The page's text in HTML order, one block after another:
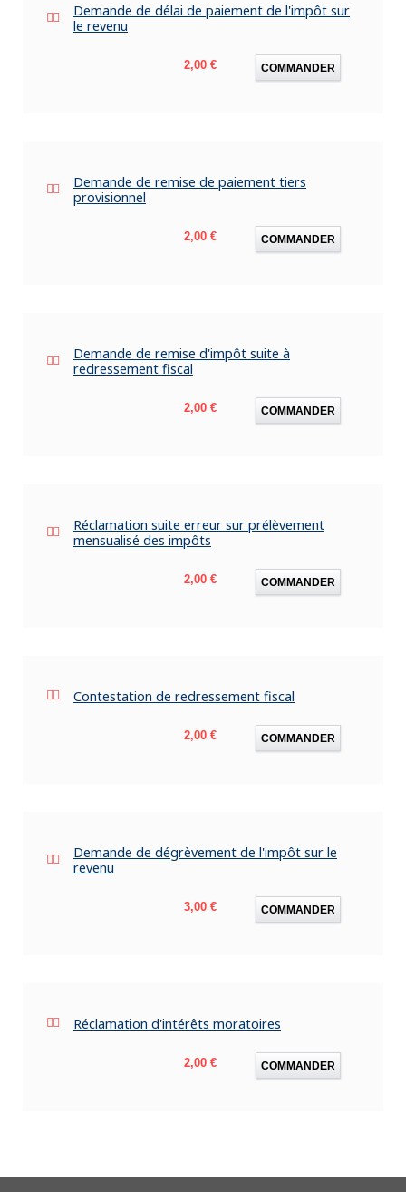
Demande de délai de paiement de l'impôt sur
le revenu
Prix
2,00 € COMMANDER
Demande de remise de paiement tiers
provisionnel
Prix
2,00 € COMMANDER
Demande de remise d'impôt suite à
redressement fiscal
Prix
2,00 € COMMANDER
Réclamation suite erreur sur prélèvement
mensualisé des impôts
Prix
2,00 € COMMANDER
Contestation de redressement fiscal
Prix
2,00 € COMMANDER
Demande de dégrèvement de l'impôt sur le
revenu
Prix
3,00 € COMMANDER
Réclamation d'intérêts moratoires
Prix
2,00 € COMMANDER